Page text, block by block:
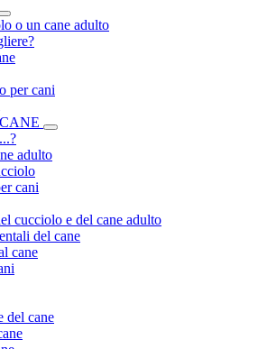
o un cane adulto
per cani
adulto
cani
cucciolo e del cane adulto
del cane
cane
del cane